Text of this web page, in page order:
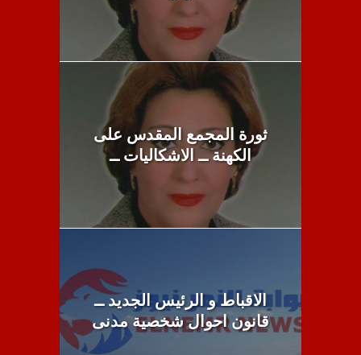
ثورة المجمع المقدس على
الكهنة ــ الاشكاليات ــ
الاقباط و الرئيس الجديد ــ
قانون احوال شخصية مدنى